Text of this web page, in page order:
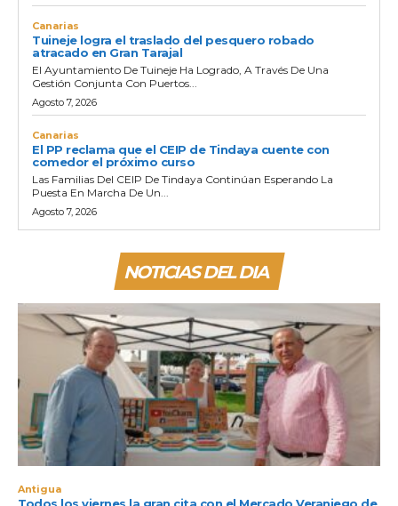
Canarias
Tuineje logra el traslado del pesquero robado
atracado en Gran Tarajal
El Ayuntamiento De Tuineje Ha Logrado, A Través De Una
Gestión Conjunta Con Puertos...
Agosto 7, 2026
Canarias
El PP reclama que el CEIP de Tindaya cuente con
comedor el próximo curso
Las Familias Del CEIP De Tindaya Continúan Esperando La
Puesta En Marcha De Un...
Agosto 7, 2026
NOTICIAS DEL DIA
Antigua